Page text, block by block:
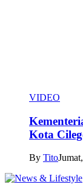
VIDEO
Kota
By Tito